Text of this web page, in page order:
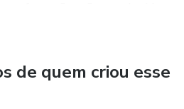
metodologia diferenciada
PNL.
de quem criou esse